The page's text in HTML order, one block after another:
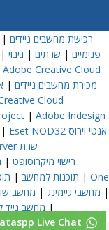
רכישת מחשבים ניידים |
פנימיים | שרתים | גיבוי |
Adobe Creative Cloud
מכירת מחשבים ניידים |
Cloud
| Adobe Indesign
אנטי וירוס Eset NOD32
|
שרת HP
רישוי מיקרוסופט |
One
| תוכנות למחשב |
| מחשבי גיימינג | מחשב
| מחשב נייד